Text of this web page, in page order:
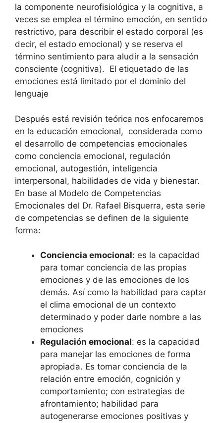
la componente neurofisiológica y la cognitiva, a
veces se emplea el término emoción, en sentido
restrictivo, para describir el estado corporal (es
decir, el estado emocional) y se reserva el
término sentimiento para aludir a la sensación
consciente (cognitiva). El etiquetado de las
emociones está limitado por el dominio del
lenguaje
Después está revisión teórica nos enfocaremos
en la educación emocional, considerada como
el desarrollo de competencias emocionales
como conciencia emocional, regulación
emocional, autogestión, inteligencia
interpersonal, habilidades de vida y bienestar.
En base al Modelo de Competencias
Emocionales del Dr. Rafael Bisquerra, esta serie
de competencias se definen de la siguiente
forma:
Conciencia emocional: es la capacidad
para tomar conciencia de las propias
emociones y de las emociones de los
demás. Así como la habilidad para captar
el clima emocional de un contexto
determinado y poder darle nombre a las
emociones
Regulación emocional: es la capacidad
para manejar las emociones de forma
apropiada. Es tomar conciencia de la
relación entre emoción, cognición y
comportamiento; con estrategias de
afrontamiento; habilidad para
autogenerarse emociones positivas y